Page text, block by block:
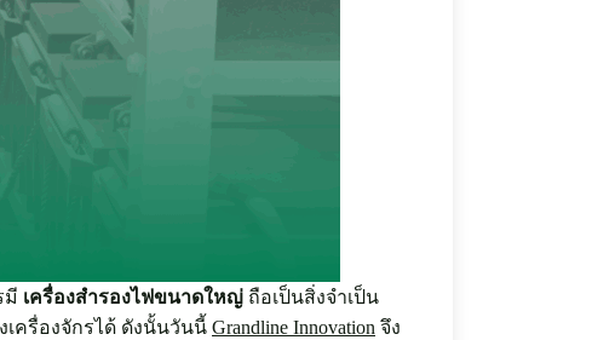
มี เครื่องสำรองไฟขนาดใหญ่ ถือเป็นสิ่งจำเป็น
ครื่องจักรได้ ดังนั้นวันนี้ Grandline Innovation จึง